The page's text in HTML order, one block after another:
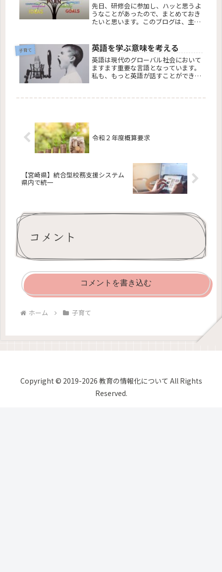
先日、研修会に参加し、ハッと思うよ
うなことがあったので、まとめておき
たいと思います。このブログは、主に
ジネスリーダーを育てるため」を目的
とした内容でした。これからは、
VUC...
子育て 英語を学ぶ意味を考える
英語は現代のグローバル社会において
ますます重要な言語となっています。
私も、もっと英語が話すことができた
令和２年度概算要求
【宮崎県】統合型校務支援システム
県内で統一
コメント
コメントを書き込む
ホーム 子育て
Copyright © 2019-2026 教育の情報化について All Rights
Reserved.